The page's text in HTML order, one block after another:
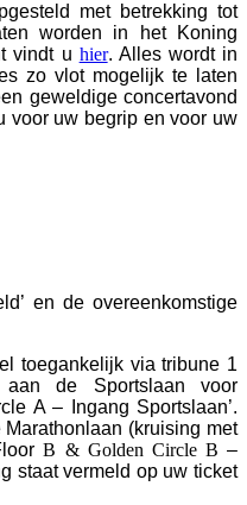
met betrekking tot
worden in het Koning
vindt u hier. Alles wordt in
zo vlot mogelijk te laten
geweldige concertavond
voor uw begrip en voor uw
en de overeenkomstige
toegankelijk via tribune 1
de Sportslaan voor
A – Ingang Sportslaan’.
(kruising met
B & Golden Circle B –
staat vermeld op uw ticket